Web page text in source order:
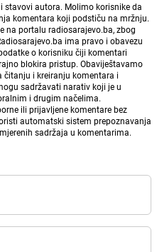
stavovi autora. Molimo korisnike da
komentara koji podstiču na mržnju.
na portalu radiosarajevo.ba, zbog
ima pravo i obavezu
o korisniku čiji komentari
blokira pristup. Obaviještavamo
i kreiranju komentara i
sadržavati narativ koji je u
i drugim načelima.
ili prijavljene komentare bez
automatski sistem prepoznavanja
sadržaja u komentarima.